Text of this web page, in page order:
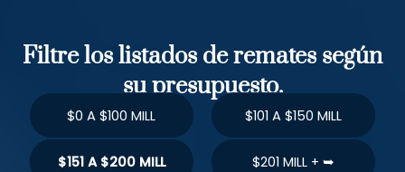
Filtre los listados de remates según
su presupuesto.
$0 A $100 MILL $101 A $150 MILL
$151 A $200 MILL $201 MILL + ➥